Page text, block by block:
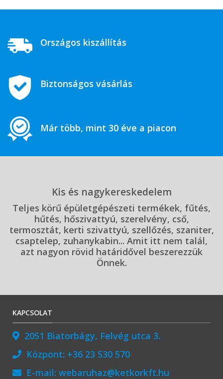
Országos kiszállítás
Biztonságos vásárlás
Már több, mint 30 éve a piacon
Kis és nagykereskedelem
Teljes körű épületgépészeti termékek, fűtés,
hűtés, hőszivattyú, szerelvény, cső,
termosztát, kerti szivattyú, szellőzés, szaniter,
csaptelep, zuhanykabin... Amit itt nem talál,
azt nagyon rövid határidővel beszerezzük
Önnek.
KAPCSOLAT
2051 Biatorbágy, Felvég utca 3.
Központ: +36 23 530 570
E-mail: webaruhaz@ketkorkft.hu